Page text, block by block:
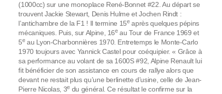
(1000cc) sur une monoplace René-Bonnet #22. Au départ se
trouvent Jackie Stewart, Denis Hulme et Jochen Rindt :
l’antichambre de la F1 ! Il termine 15eaprès quelques pépins
mécaniques. Puis, sur Alpine, 16eau Tour de France 1969 et
5eau Lyon-Charbonnières 1970. Entretemps le Monte-Carlo
1970 toujours avec Yannick Castel pour coéquipier. « Grâce à
sa performance au volant de sa 1600S #92, Alpine Renault lui
fit bénéficier de son assistance en cours de rallye alors que
devant ne restait plus qu’une berlinette d’usine, celle de Jean-
Pierre Nicolas, 3e du général. Ce résultat le confirme sur la